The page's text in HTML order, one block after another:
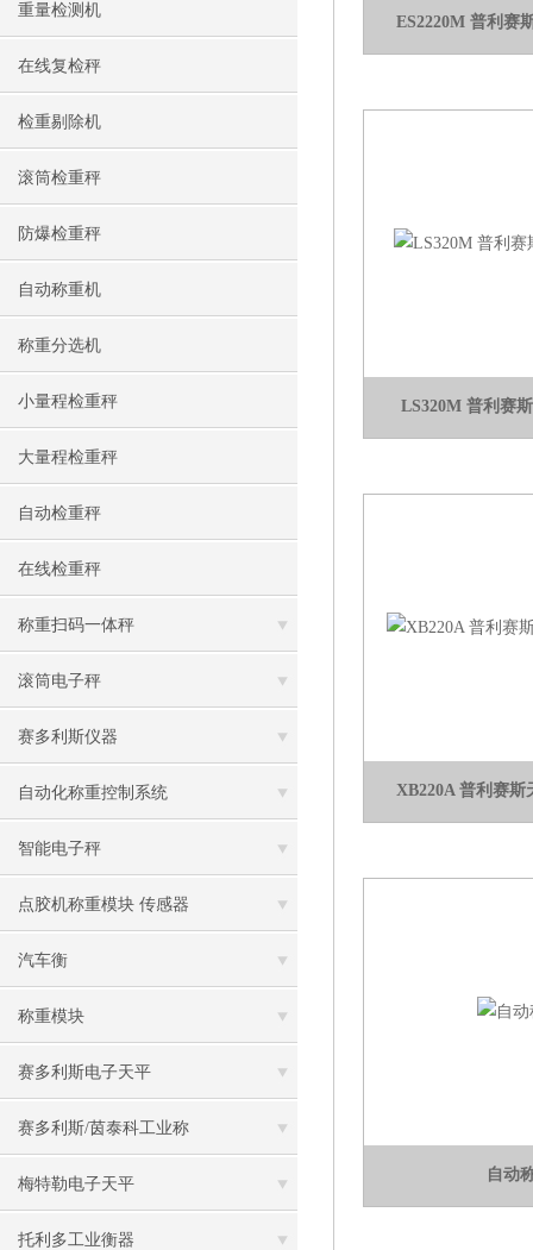
重量检测机
在线复检秤
检重剔除机
滚筒检重秤
防爆检重秤
自动称重机
称重分选机
小量程检重秤
大量程检重秤
自动检重秤
在线检重秤
称重扫码一体秤
滚筒电子秤
赛多利斯仪器
自动化称重控制系统
智能电子秤
点胶机称重模块 传感器
汽车衡
称重模块
赛多利斯电子天平
赛多利斯/茵泰科工业称
梅特勒电子天平
托利多工业衡器
ES2220M 普利赛
LS320M 普利赛
XB220A 普利赛斯
自动